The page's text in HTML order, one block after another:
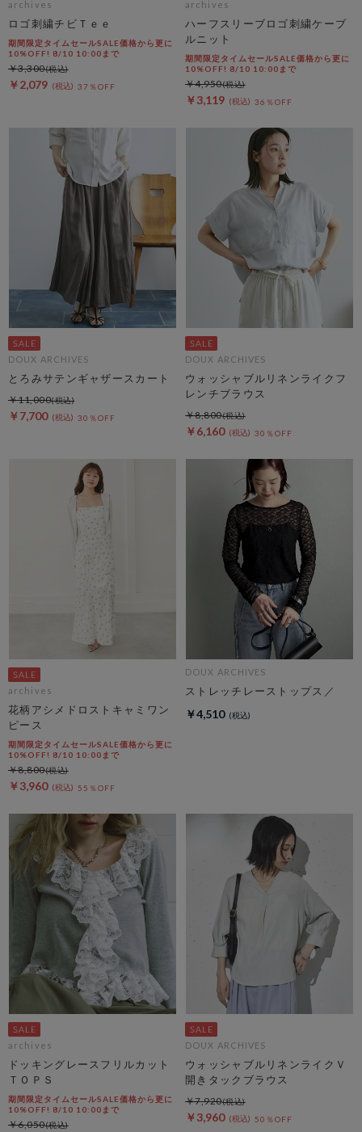
archives
ロゴ刺繍チビＴｅｅ
期間限定タイムセールSALE価格から更に
10%OFF! 8/10 10:00まで
￥2,079 37％OFF
￥3,300
archives
ハーフスリーブロゴ刺繍ケーブ
ルニット
期間限定タイムセールSALE価格から更に
10%OFF! 8/10 10:00まで
￥3,119 36％OFF
￥4,950
DOUX ARCHIVES
とろみサテンギャザースカート
￥7,700 30％OFF
￥11,000
DOUX ARCHIVES
ウォッシャブルリネンライクフ
レンチブラウス
￥6,160 30％OFF
￥8,800
archives
花柄アシメドロストキャミワン
ピース
期間限定タイムセールSALE価格から更に
10%OFF! 8/10 10:00まで
￥3,960 55％OFF
￥8,800
DOUX ARCHIVES
ストレッチレーストップス／
￥4,510
archives
ドッキングレースフリルカット
ＴＯＰＳ
期間限定タイムセールSALE価格から更に
10%OFF! 8/10 10:00まで
￥6,050
DOUX ARCHIVES
ウォッシャブルリネンライクＶ
開きタックブラウス
￥3,960 50％OFF
￥7,920